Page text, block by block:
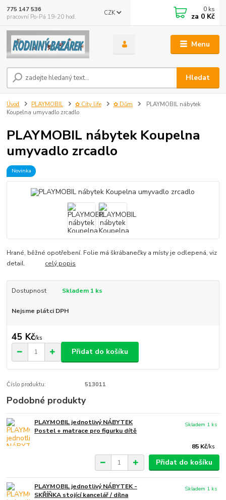
Menu
CZK
Hledat
775 147 536
pracovní Po-Pá 19-20 hod.
0 ks
za 0 Kč
Úvod PLAYMOBIL ✿ City life ✿ Dům
PLAYMOBIL nábytek
Koupelna umyvadlo zrcadlo
PLAYMOBIL nábytek Koupelna
umyvadlo zrcadlo
Novinka
Hrané, běžné opotřebení. Folie má škrábanečky a místy je odlepená, viz
detail. celý popis
Dostupnost Skladem 1 ks
Nejsme plátci DPH
45 Kč/ks
Přidat do košíku
Číslo produktu: 513011
Podobné produkty
PLAYMOBIL jednotlivý NÁBYTEK
Postel + matrace pro figurku dítě
85 Kč/ks
Skladem 1 ks
Přidat do košíku
PLAYMOBIL jednotlivý NÁBYTEK -
SKŘÍŇKA stojící kancelář / dílna
Skladem 1 ks